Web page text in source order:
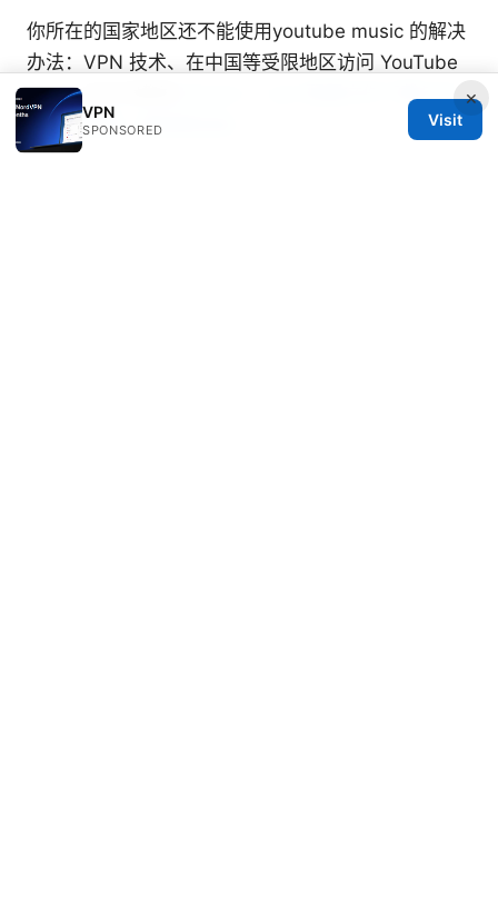
你所在的国家地区还不能使用youtube music 的解决
办法：VPN 技术、在中国等受限地区访问 YouTube
Music 的实用教程
Proton ⭐ vpn 配置文件下载与手
动设置教程：解锁更自由
×
VPN
SPONSORED
Visit